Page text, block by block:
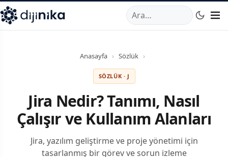
,Marmara Mahallesi,Beylikdüzü34520TRTelefon:0850
Anasayfa › Sözlük ›
SÖZLÜK · J
Jira Nedir? Tanımı, Nasıl
Çalışır ve Kullanım Alanları
Jira, yazılım geliştirme ve proje yönetimi için
tasarlanmış bir görev ve sorun izleme